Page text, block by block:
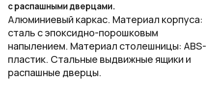
с распашными дверцами.
Алюминиевый каркас. Материал корпуса:
сталь с эпоксидно-порошковым
напылением. Материал столешницы: ABS-
пластик. Стальные выдвижные ящики и
распашные дверцы.